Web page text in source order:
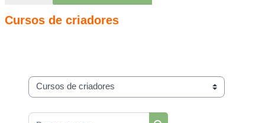
Cursos de criadores
Categorías
Buscar cursos